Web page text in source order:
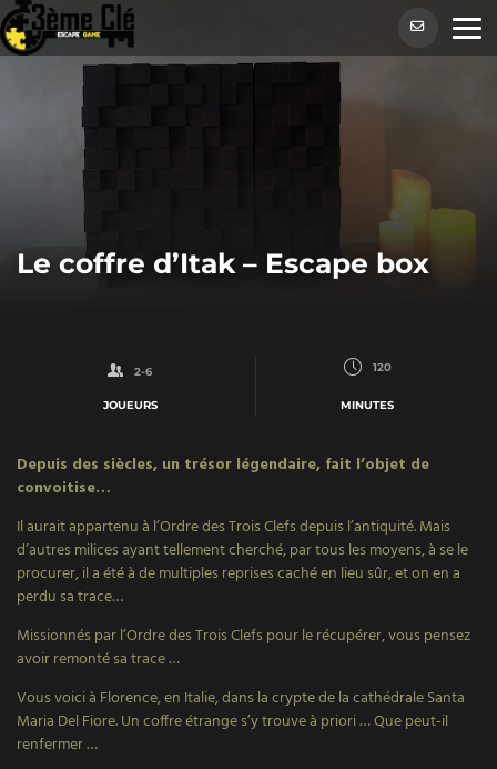
Skip
to
content
Le coffre d’Itak – Escape box
2-6
JOUEURS
120
MINUTES
Depuis des siècles, un trésor légendaire, fait l’objet de
convoitise…
Il aurait appartenu à l’Ordre des Trois Clefs depuis l’antiquité. Mais
d’autres milices ayant tellement cherché, par tous les moyens, à se le
procurer, il a été à de multiples reprises caché en lieu sûr, et on en a
perdu sa trace…
Missionnés par l’Ordre des Trois Clefs pour le récupérer, vous pensez
avoir remonté sa trace …
Vous voici à Florence, en Italie, dans la crypte de la cathédrale Santa
Maria Del Fiore. Un coffre étrange s’y trouve à priori … Que peut-il
renfermer …